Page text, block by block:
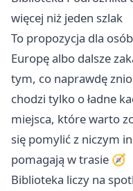
więcej niż jeden szlak
To propozycja dla
Europę albo dalsze
tym, co naprawdę
chodzi tylko o ładne
miejsca, które warto
się pomylić z niczym
pomagają w trasie 🧭
Biblioteka liczy na